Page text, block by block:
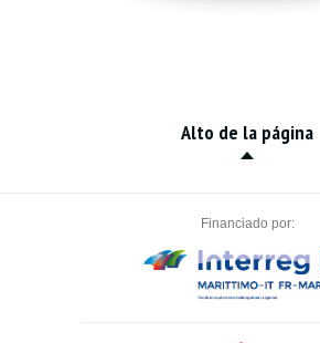
Alto de la página
Financiado por: